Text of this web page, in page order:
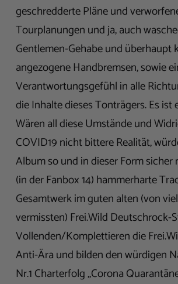
geschredderte Pläne und
Tourplanungen und ja, auch
Gentlemen-Gehabe und überhaupt
angezogene Handbremsen, sowie
Verantwortungsgefühl in alle
die Inhalte dieses Tonträgers. Es ist
Wären all diese Umstände und
COVID19 nicht bittere Realität,
Album so und in dieser Form sicher
(in der Fanbox 14) hammerharte
Gesamtwerk im guten alten (von
vermissten) Frei.Wild Deutschrock-
Vollenden/Komplettieren die
Anti-Ära und bilden den würdigen
Nr.1 Charterfolg „Corona